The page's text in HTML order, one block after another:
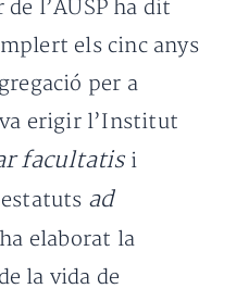
l’AUSP ha dit
els cinc anys
per a
va erigir l’Institut
facultatisi
ad
elaborat la
la vida de